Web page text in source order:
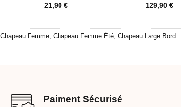
21,90 €
129,90€
Chapeau Femme Chapeau Femme Été Chapeau Large Bord
Paiment Sécurisé